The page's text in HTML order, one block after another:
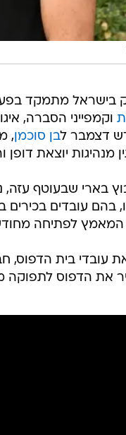
בישראל מתמקד
וקמפייני הסברה,
דצמבר לבן סוכמן,
מנהיגות יוצאת דופן
בארי שבעוטף עזה,
בהם עובדים
המאמץ לפתיחה
עובדי בית הדפוס,
את הדפוס לתפוקה